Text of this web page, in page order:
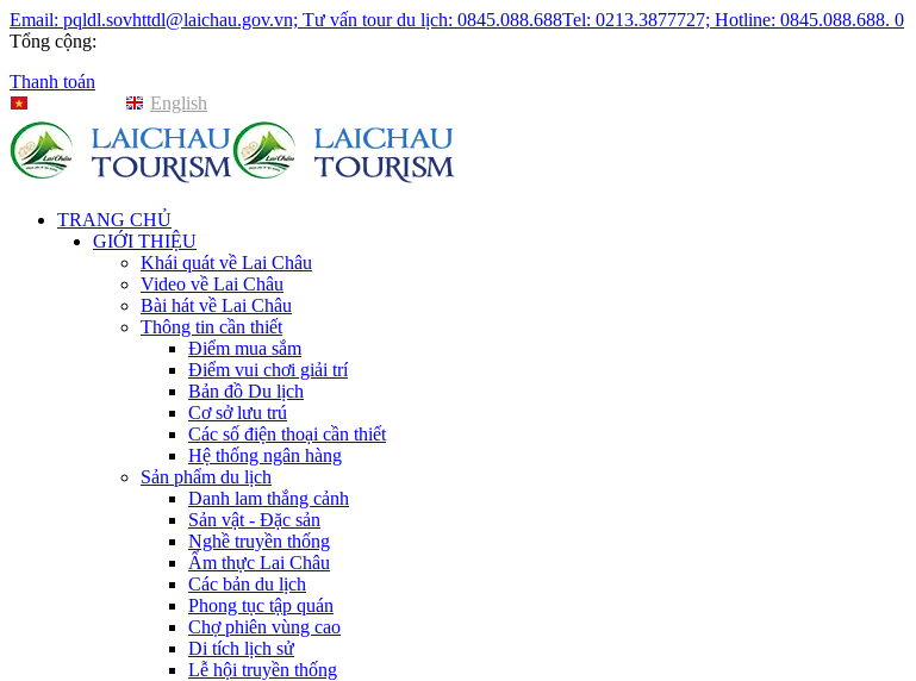
Email: pqldl.sovhttdl@laichau.gov.vn; Tư vấn tour du lịch: 0845.088.688Tel: 0213.3877727; Hotline: 0845.088.688. 0
Tổng cộng:
Thanh toán
English
TRANG CHỦ
GIỚI THIỆU
Khái quát về Lai Châu
Video về Lai Châu
Bài hát về Lai Châu
Thông tin cần thiết
Điểm mua sắm
Điểm vui chơi giải trí
Bản đồ Du lịch
Cơ sở lưu trú
Các số điện thoại cần thiết
Hệ thống ngân hàng
Sản phẩm du lịch
Danh lam thắng cảnh
Sản vật - Đặc sản
Nghề truyền thống
Ẩm thực Lai Châu
Các bản du lịch
Phong tục tập quán
Chợ phiên vùng cao
Di tích lịch sử
Lễ hội truyền thống